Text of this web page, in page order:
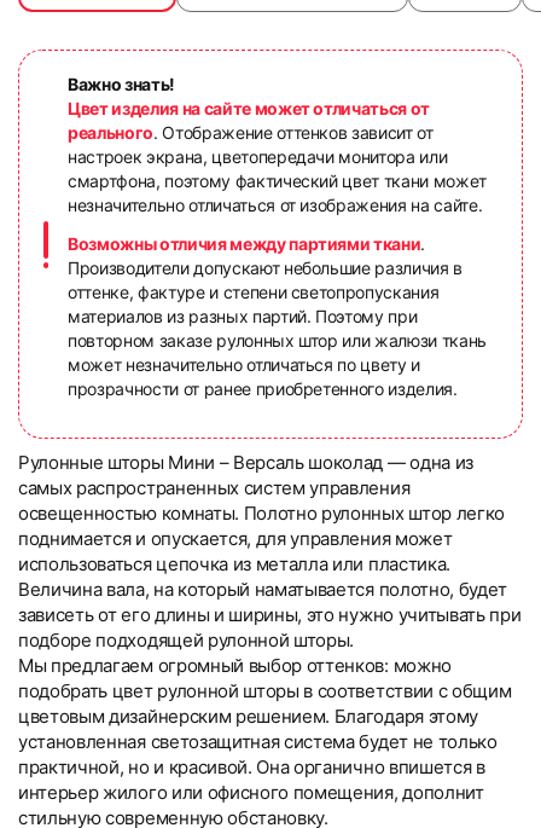
Важно знать!
Цвет изделия на сайте может отличаться от
реального. Отображение оттенков зависит от
настроек экрана, цветопередачи монитора или
смартфона, поэтому фактический цвет ткани может
незначительно отличаться от изображения на сайте.
Возможны отличия между партиями ткани.
Производители допускают небольшие различия в
оттенке, фактуре и степени светопропускания
материалов из разных партий. Поэтому при
повторном заказе рулонных штор или жалюзи ткань
может незначительно отличаться по цвету и
прозрачности от ранее приобретенного изделия.
Рулонные шторы Мини – Версаль шоколад — одна из
самых распространенных систем управления
освещенностью комнаты. Полотно рулонных штор легко
поднимается и опускается, для управления может
использоваться цепочка из металла или пластика.
Величина вала, на который наматывается полотно, будет
зависеть от его длины и ширины, это нужно учитывать при
подборе подходящей рулонной шторы.
Мы предлагаем огромный выбор оттенков: можно
подобрать цвет рулонной шторы в соответствии с общим
цветовым дизайнерским решением. Благодаря этому
установленная светозащитная система будет не только
практичной, но и красивой. Она органично впишется в
интерьер жилого или офисного помещения, дополнит
стильную современную обстановку.